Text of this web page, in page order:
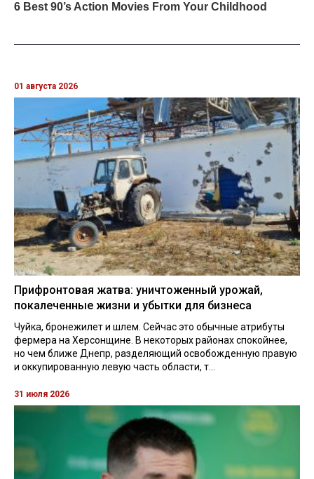
01 августа 2026
Прифронтовая жатва: уничтоженный урожай,
покалеченные жизни и убытки для бизнеса
Чуйка, бронежилет и шлем. Сейчас это обычные атрибуты
фермера на Херсонщине. В некоторых районах спокойнее,
но чем ближе Днепр, разделяющий освобожденную правую
и оккупированную левую часть области, т...
31 июля 2026